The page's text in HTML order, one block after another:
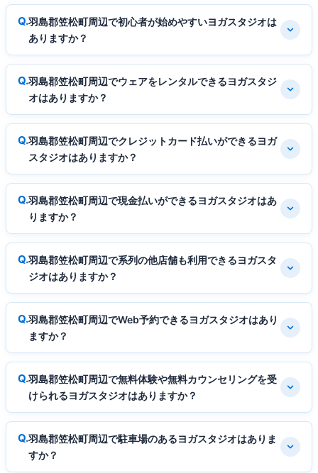
羽島郡笠松町周辺で初心者が始めやすいヨガスタジオは
ありますか？
羽島郡笠松町周辺でウェアをレンタルできるヨガスタジ
オはありますか？
羽島郡笠松町周辺でクレジットカード払いができるヨガ
スタジオはありますか？
羽島郡笠松町周辺で現金払いができるヨガスタジオはあ
りますか？
羽島郡笠松町周辺で系列の他店舗も利用できるヨガスタ
ジオはありますか？
羽島郡笠松町周辺でWeb予約できるヨガスタジオはあり
ますか？
羽島郡笠松町周辺で無料体験や無料カウンセリングを受
けられるヨガスタジオはありますか？
羽島郡笠松町周辺で駐車場のあるヨガスタジオはありま
すか？